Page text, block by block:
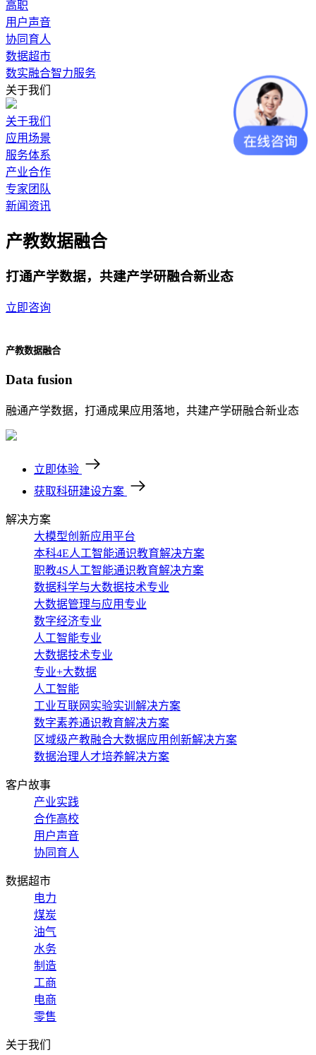
高职
用户声音
协同育人
数据超市
数实融合智力服务
关于我们
关于我们
应用场景
服务体系
产业合作
专家团队
新闻资讯
产教数据融合
打通产学数据，共建产学研融合新业态
立即咨询
产教数据融合
Data fusion
融通产学数据，打通成果应用落地，共建产学研融合新业态
立即体验
获取科研建设方案
解决方案
大模型创新应用平台
本科4E人工智能通识教育解决方案
职教4S人工智能通识教育解决方案
数据科学与大数据技术专业
大数据管理与应用专业
数字经济专业
人工智能专业
大数据技术专业
专业+大数据
人工智能
工业互联网实验实训解决方案
数字素养通识教育解决方案
区域级产教融合大数据应用创新解决方案
数据治理人才培养解决方案
客户故事
产业实践
合作高校
用户声音
协同育人
数据超市
电力
煤炭
油气
水务
制造
工商
电商
零售
关于我们